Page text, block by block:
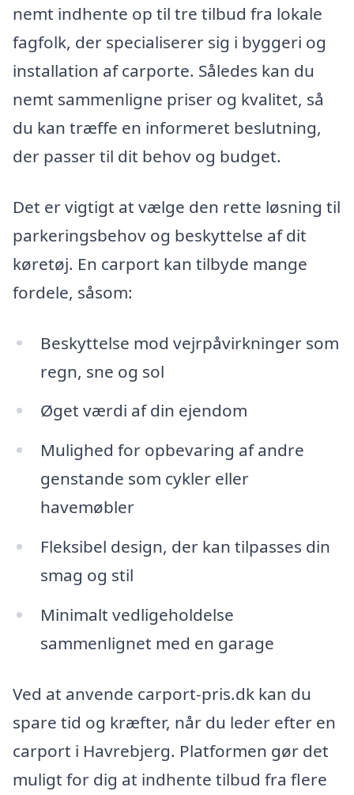
nemt indhente op til tre tilbud fra lokale
fagfolk, der specialiserer sig i byggeri og
installation af carporte. Således kan du
nemt sammenligne priser og kvalitet, så
du kan træffe en informeret beslutning,
der passer til dit behov og budget.
Det er vigtigt at vælge den rette løsning til
parkeringsbehov og beskyttelse af dit
køretøj. En carport kan tilbyde mange
fordele, såsom:
Beskyttelse mod vejrpåvirkninger som
regn, sne og sol
Øget værdi af din ejendom
Mulighed for opbevaring af andre
genstande som cykler eller
havemøbler
Fleksibel design, der kan tilpasses din
smag og stil
Minimalt vedligeholdelse
sammenlignet med en garage
Ved at anvende carport-pris.dk kan du
spare tid og kræfter, når du leder efter en
carport i Havrebjerg. Platformen gør det
muligt for dig at indhente tilbud fra flere